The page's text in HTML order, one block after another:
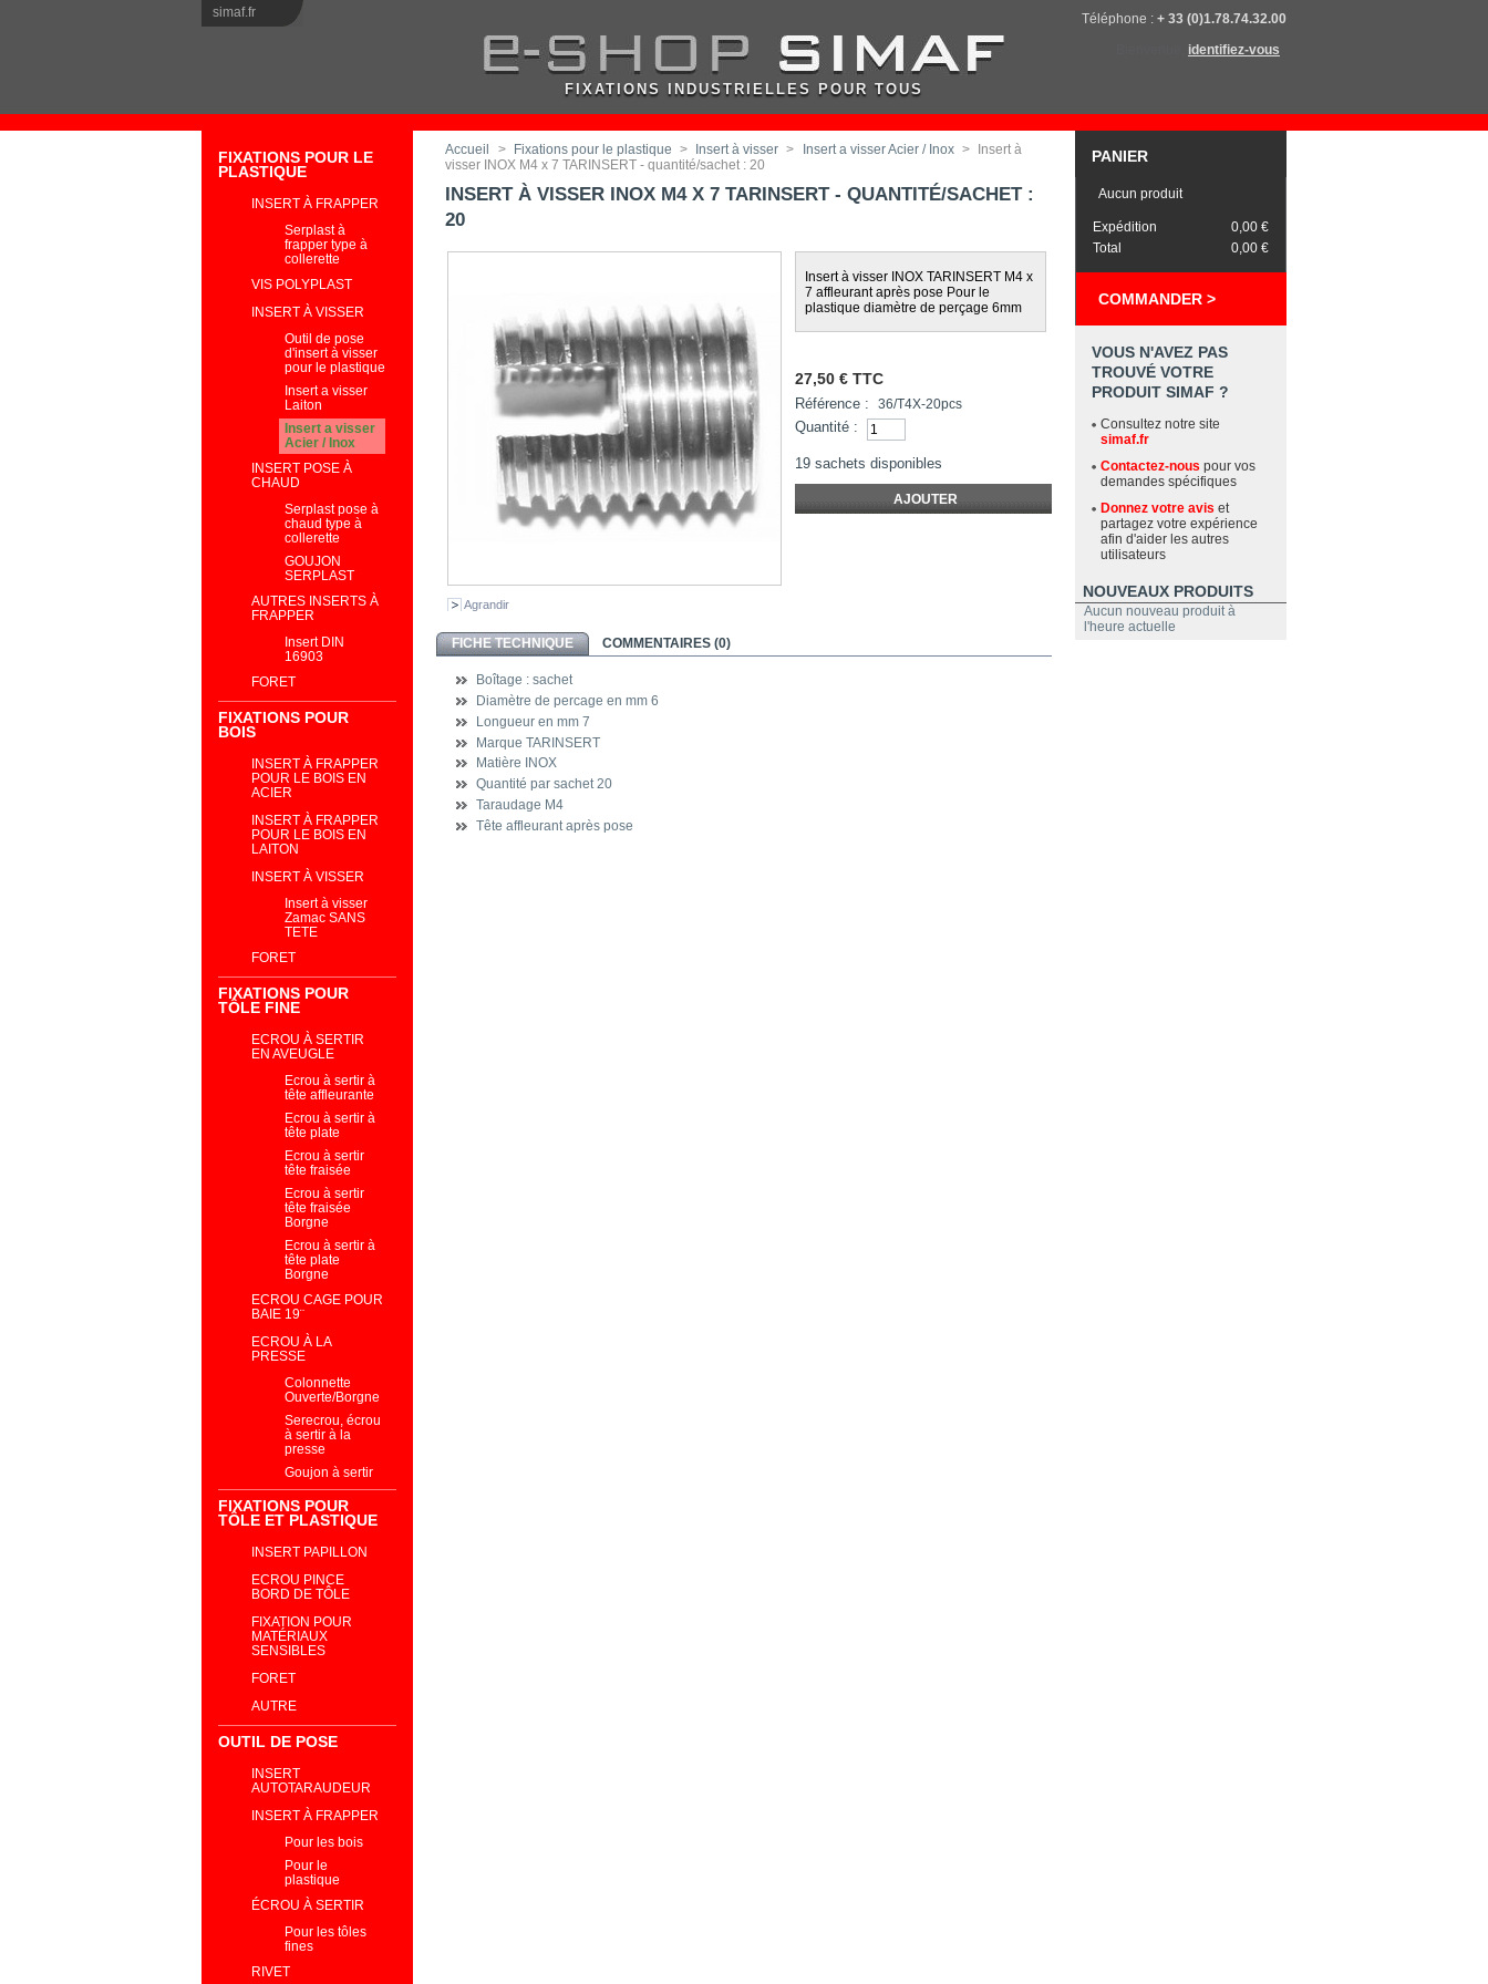
simaf.fr Téléphone : + 33 (0)1.78.74.32.00
identifiez-vous
FIXATIONS INDUSTRIELLES POUR TOUS
FIXATIONS POUR LE
PLASTIQUE
INSERT À FRAPPER
Serplast à
frapper type à
collerette
VIS POLYPLAST
INSERT À VISSER
Outil de pose
d'insert à visser
pour le plastique
Insert a visser
Laiton
Insert a visser
Acier / Inox
INSERT POSE À
CHAUD
Serplast pose à
chaud type à
collerette
GOUJON
SERPLAST
AUTRES INSERTS À
FRAPPER
Insert DIN
16903
FORET
FIXATIONS POUR
BOIS
INSERT À FRAPPER
POUR LE BOIS EN
ACIER
INSERT À FRAPPER
POUR LE BOIS EN
LAITON
INSERT À VISSER
Insert à visser
Zamac SANS
TETE
FORET
FIXATIONS POUR
TÔLE FINE
ECROU À SERTIR
EN AVEUGLE
Ecrou à sertir à
tête affleurante
Ecrou à sertir à
tête plate
Ecrou à sertir
tête fraisée
Ecrou à sertir
tête fraisée
Borgne
Ecrou à sertir à
tête plate
Borgne
ECROU CAGE POUR
BAIE 19¨
ECROU À LA
PRESSE
Colonnette
Ouverte/Borgne
Serecrou, écrou
à sertir à la
presse
Goujon à sertir
FIXATIONS POUR
TÔLE ET PLASTIQUE
INSERT PAPILLON
ECROU PINCE
BORD DE TÔLE
FIXATION POUR
MATÉRIAUX
SENSIBLES
FORET
AUTRE
OUTIL DE POSE
INSERT
AUTOTARAUDEUR
INSERT À FRAPPER
Pour les bois
Pour le
plastique
ÉCROU À SERTIR
Pour les tôles
fines
RIVET
Accueil > Fixations pour le plastique > Insert à visser > Insert a visser Acier / Inox >
Insert à
visser INOX M4 x 7 TARINSERT - quantité/sachet : 20
INSERT À VISSER INOX M4 X 7 TARINSERT - QUANTITÉ/SACHET :
20
Agrandir
Insert à visser INOX TARINSERT M4 x
7 affleurant après pose Pour le
plastique diamètre de perçage 6mm
27,50 € TTC
Référence : 36/T4X-20pcs
Quantité :
19 sachets disponibles
FICHE TECHNIQUE COMMENTAIRES (0)
Boîtage : sachet
Diamètre de percage en mm 6
Longueur en mm 7
Marque TARINSERT
Matière INOX
Quantité par sachet20
Taraudage M4
Tête affleurant après pose
PANIER
Aucun produit
Expédition
0,00 €
Total
0,00 €
COMMANDER >
VOUS N'AVEZ PAS
TROUVÉ VOTRE
PRODUIT SIMAF ?
Consultez notre site
simaf.fr
Contactez-nous pour vos
demandes spécifiques
Donnez votre avis et
partagez votre expérience
afin d'aider les autres
utilisateurs
NOUVEAUX PRODUITS
Aucun nouveau produit à
l'heure actuelle